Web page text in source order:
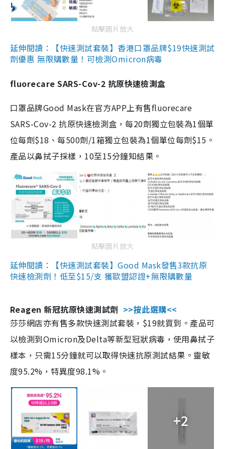
點擊圖片放大
延伸閱讀：【快速測試套裝】香港口罩品牌$19快速測試
劑優惠 無限購數量！可檢測Omicron病毒
fluorecare SARS-Cov-2 抗原快速檢測盒
口罩品牌Good Mask在官方APP上有售fluorecare
SARS-Cov-2 抗原快速檢測盒，每20劑獨立包裝為1個單
位每劑$18、每500劑/1箱獨立包裝為1個單位每劑$15。
產品以鼻拭子採樣，10至15分鐘知結果。
點擊圖片放大
延伸閱讀：【快速測試套裝】Good Mask發售3款抗原
快速檢測劑！低至$15/支 獲歐盟認證+無限購數量
Reagen 新冠抗原快速測試劑 >>按此選購<<
莎莎網店亦有售多款快速測試套裝，$19就買到。產品可
以檢測到Omicron及Delta等新型冠狀病毒，使用鼻拭子
樣本，只需15分鐘就可以取得快速抗原測試結果。靈敏
度95.2%，特異度98.1%。
+2